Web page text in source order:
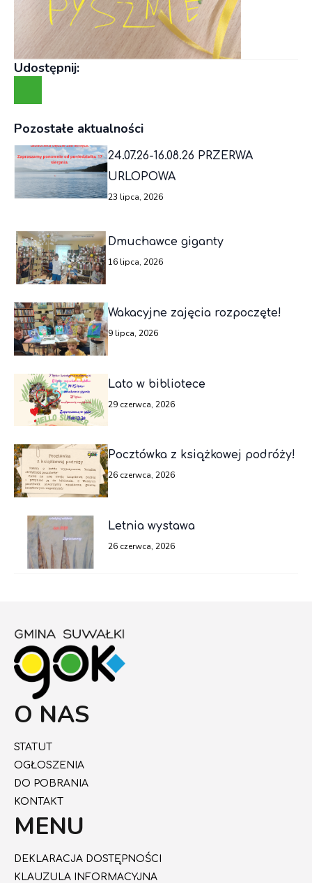
Udostępnij:
Pozostałe aktualności
24.07.26-16.08.26 PRZERWA
URLOPOWA
23 lipca, 2026
Dmuchawce giganty
16 lipca, 2026
Wakacyjne zajęcia rozpoczęte!
9 lipca, 2026
Lato w bibliotece
29 czerwca, 2026
Pocztówka z książkowej podróży!
26 czerwca, 2026
Letnia wystawa
26 czerwca, 2026
O NAS
STATUT
OGŁOSZENIA
DO POBRANIA
KONTAKT
MENU
DEKLARACJA DOSTĘPNOŚCI
KLAUZULA INFORMACYJNA